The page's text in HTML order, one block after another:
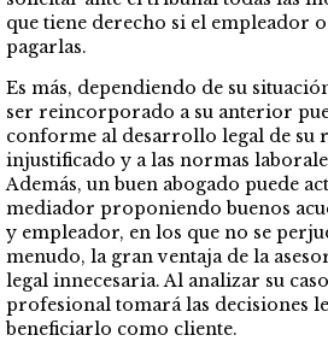
que tiene derecho si el empleador o
pagarlas.
Es más, dependiendo de su
ser reincorporado a su anterior
conforme al desarrollo legal de su
injustificado y a las normas
Además, un buen abogado puede
mediador proponiendo buenos
y empleador, en los que no se
menudo, la gran ventaja de la
legal innecesaria. Al analizar su
profesional tomará las decisiones
beneficiarlo como cliente.